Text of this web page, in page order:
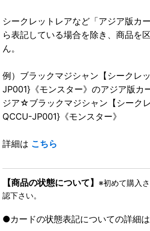
シークレットレアなど「アジア版カ
ら表記している場合を除き、商品を
ん。
例）ブラックマジシャン【シークレ
JP001}《モンスター》のアジア版カ
ジア☆ブラックマジシャン【シーク
QCCU-JP001}《モンスター》
詳細は こちら
【商品の状態について】 ※初めて購入
認下さい。
●カードの状態表記についての詳細は